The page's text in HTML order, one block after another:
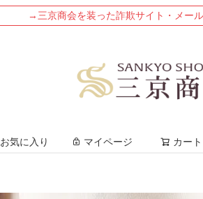
→三京商会を装った詐欺サイト・メー
お気に入り マイページ カート